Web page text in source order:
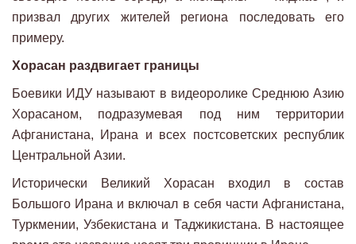
призвал других жителей региона последовать его
примеру.
Хорасан раздвигает границы
Боевики ИДУ называют в видеоролике Среднюю Азию
Хорасаном, подразумевая под ним территории
Афганистана, Ирана и всех постсоветских республик
Центральной Азии.
Исторически Великий Хорасан входил в состав
Большого Ирана и включал в себя части Афганистана,
Туркмении, Узбекистана и Таджикистана. В настоящее